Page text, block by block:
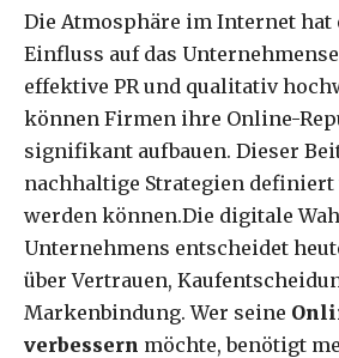
Die Atmosphäre im Internet
Einfluss auf das
effektive PR und qualitativ
können Firmen ihre Online-
signifikant aufbauen. Dieser
nachhaltige Strategien definiert
werden können.Die digitale
Unternehmens entscheidet
über Vertrauen,
Markenbindung. Wer seine
verbessern möchte, benötigt